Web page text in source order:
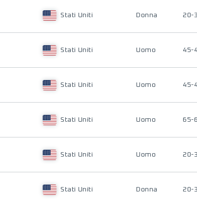
Stati Uniti Donna 20-
Stati Uniti Uomo 45-
Stati Uniti Uomo 45-
Stati Uniti Uomo 65-
Stati Uniti Uomo 20-
Stati Uniti Donna 20-